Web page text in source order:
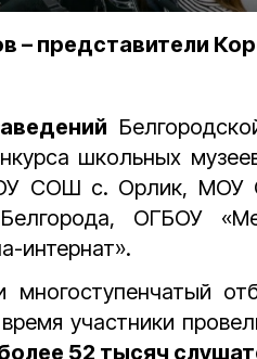
– представители
школьных
СОШ с. Орлик,
ОГБОУ
интернат».
многоступенчатый
участники
52 тысяч